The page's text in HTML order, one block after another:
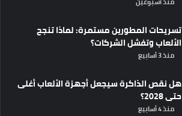
تسريحات المطورين مستمرة: لماذا تنجح
الألعاب وتفشل الشركات؟
منذ 3 أسابيع
هل نقص الذاكرة سيجعل أجهزة الألعاب أغلى
حتى 2028؟
منذ 4 أسابيع